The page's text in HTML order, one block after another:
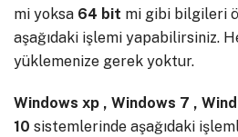
mi yoksa 64 bit mi gibi bilgileri
aşağıdaki işlemi yapabilirsiniz.
yüklemenize gerek yoktur.
Windows xp , Windows 7 ,
10 sistemlerinde aşağıdaki